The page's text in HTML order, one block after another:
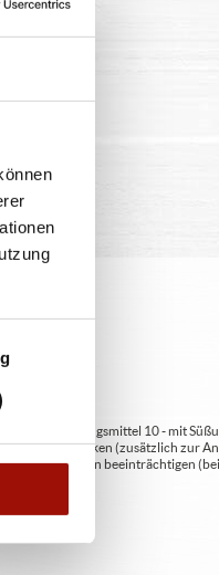
9 - mit Süßungsmittel 10 - mit
abführend wirken (zusätzlich zur
bei Kindern beeinträchtigen